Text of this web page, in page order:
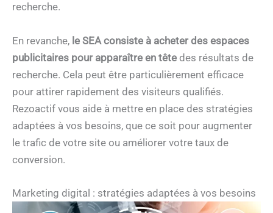
recherche.
En revanche, le SEA consiste à acheter des espaces
publicitaires pour apparaître en tête des résultats de
recherche. Cela peut être particulièrement efficace
pour attirer rapidement des visiteurs qualifiés.
Rezoactif vous aide à mettre en place des stratégies
adaptées à vos besoins, que ce soit pour augmenter
le trafic de votre site ou améliorer votre taux de
conversion.
Marketing digital : stratégies adaptées à vos besoins